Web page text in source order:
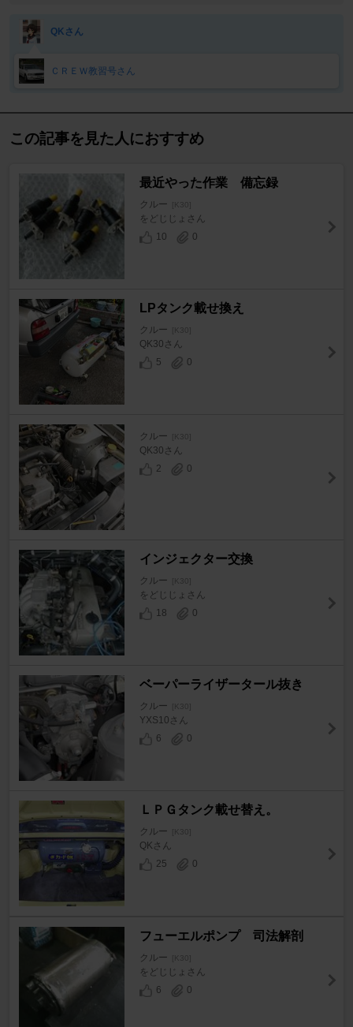
QKさん
ＣＲＥＷ教習号さん
この記事を見た人におすすめ
最近やった作業 備忘録
クルー [K30]
をどじじょさん
10
0
LPタンク載せ換え
クルー [K30]
QK30さん
5
0
クルー [K30]
QK30さん
2
0
インジェクター交換
クルー [K30]
をどじじょさん
18
0
ベーパーライザータール抜き
クルー [K30]
YXS10さん
6
0
ＬＰＧタンク載せ替え。
クルー [K30]
QKさん
25
0
フューエルポンプ 司法解剖
クルー [K30]
をどじじょさん
6
0